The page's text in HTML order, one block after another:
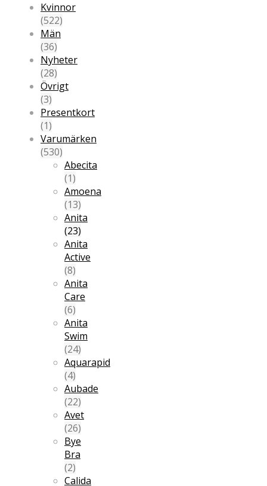
Kvinnor
(522)
Män
(36)
Nyheter
(28)
Övrigt
(3)
Presentkort
(1)
Varumärken
(530)
Abecita
(1)
Amoena
(13)
Anita
(23)
Anita
Active
(8)
Anita
Care
(6)
Anita
Swim
(24)
Aquarapid
(4)
Aubade
(22)
Avet
(26)
Bye
Bra
(2)
Calida